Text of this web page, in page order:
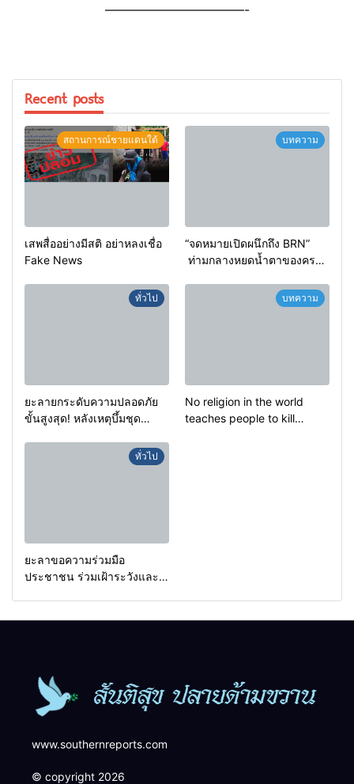
———————————-
Recent posts
สถานการณ์ชายแดนใต้
เสพสื่ออย่างมีสติ อย่าหลงเชื่อ
Fake News
บทความ
“จดหมายเปิดผนึกถึง BRN”
ท่ามกลางหยดน้ำตาของครอบ
สะอื้นของทารกน้อยที่ต้อง
ทั่วไป
ยะลายกระดับความปลอดภัย
ขั้นสูงสุด! หลังเหตุบึ้มชุด
กรองเตือนเฝ้าระวังแกนนำสั่ง
บทความ
No religion in the world
teaches people to kill
ทั่วไป
ยะลาขอความร่วมมือ
ประชาชน ร่วมเฝ้าระวังและ
www.southernreports.com
© copyright 2026